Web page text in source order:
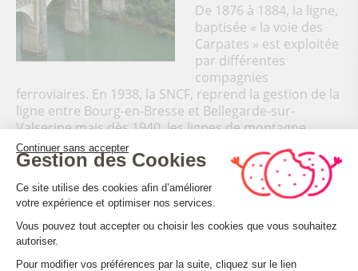
De 1876 à 1884, la ligne,
baptisée « la voie des
Carpates » est exploitée
par différentes
compagnies
ferroviaires. En 1938, la SNCF, reprend la gestion de la
ligne entre Bourg-en-Bresse et Bellegarde-sur-
Valserine mais dès 1940, les lignes de montagne
subissent des restrictions dues au manque de
charbon, de pétrole et d’huile. Le trafic est alors
Après la reconstruction du viaduc en 1950, des
locomotives à vapeur y circulent jusqu’en 1955, puis
les autorails à traction diesel les remplacent jusqu’en
août 2005.
Continuer sans accepter
Gestion des Cookies
Plateforme de Gestion du
Ce site utilise des cookies afin d’améliorer
votre expérience et optimiser nos services.
Vous pouvez tout accepter ou choisir les cookies que vous souhaitez
autoriser.
Pour modifier vos préférences par la suite, cliquez sur le lien